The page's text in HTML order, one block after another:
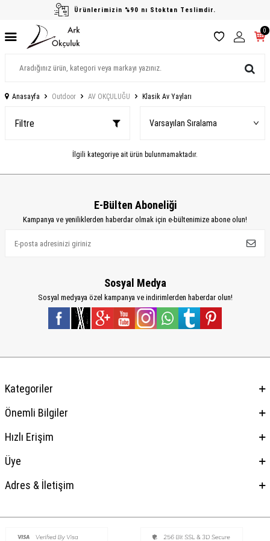
Ürünlerimizin %90 nı Stoktan Teslimdir.
0
Anasayfa Outdoor AV OKÇULUĞU Klasik Av Yayları
Filtre
İlgili kategoriye ait ürün bulunmamaktadır.
E-Bülten Aboneliği
Kampanya ve yeniliklerden haberdar olmak için e-bültenimize abone olun!
Sosyal Medya
Sosyal medyaya özel kampanya ve indirimlerden haberdar olun!
Kategoriler
Önemli Bilgiler
Hızlı Erişim
Üye
Adres & İletişim